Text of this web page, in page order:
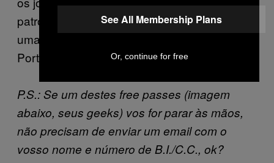
patrocinadores envolvidos, está marcada
uma festa no domingo à noite, na baixa do
Porto.
P.S.: Se um destes free passes (imagem
abaixo, seus geeks) vos for parar às mãos,
não precisam de enviar um email com o
vosso nome e número de B.I./C.C., ok?
See All Membership Plans
Or, continue for free